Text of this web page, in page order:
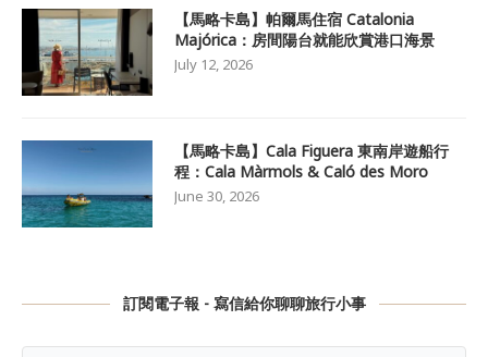
【馬略卡島】帕爾馬住宿 Catalonia
Majórica：房間陽台就能欣賞港口海景
July 12, 2026
【馬略卡島】Cala Figuera 東南岸遊船行
程：Cala Màrmols & Caló des Moro
June 30, 2026
訂閱電子報 - 寫信給你聊聊旅行小事